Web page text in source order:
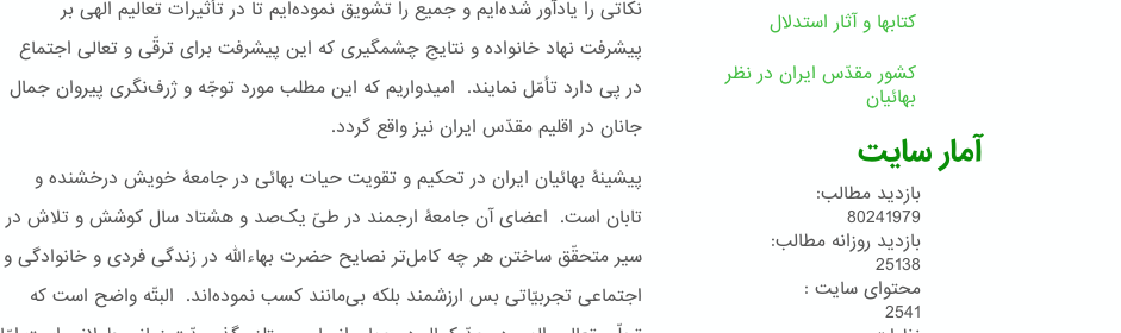
نکاتی را یادآور شده‌ایم و جمیع را تشویق نموده‌ایم تا در تأثیرات تعالیم الهی بر
پیشرفت نهاد خانواده و نتایج چشمگیری که این پیشرفت برای ترقّی و تعالی اجتماع
در پی دارد تأمّل نمایند. امیدواریم که این مطلب مورد توجّه و ژرف‌نگری پیروان جمال
جانان در اقلیم مقدّس ایران نیز واقع گردد.
پیشینۀ بهائیان ایران در تحکیم و تقویت حیات بهائی در جامعۀ خویش درخشنده و
تابان است. اعضای آن جامعۀ ارجمند در طیّ یک‌صد و هشتاد سال کوشش و تلاش در
سیر متحقّق ساختن هر چه کامل‌تر نصایح حضرت بهاءالله در زندگی فردی و خانوادگی و
اجتماعی تجربیّاتی بس ارزشمند بلکه بی‌مانند کسب نموده‌اند. البتّه واضح است که
کتابها و آثار استدلال
کشور مقدّس ایران در نظر
بهائیان
آمار سایت
بازدید مطالب:
80241979
بازدید روزانه مطالب:
25138
محتوای سایت :
2541